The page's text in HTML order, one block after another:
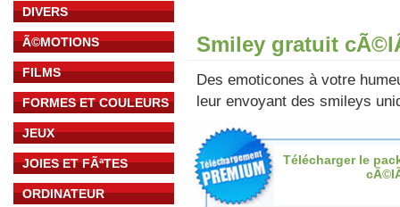
DIVERS
Ã©MOTIONS
FILMS
FORMES ET COULEURS
JEUX
JOIES ET FÃªTES
ORDINATEUR
Smiley gratuit
Des emoticones à votre
leur envoyant des smileys
Télécharger le